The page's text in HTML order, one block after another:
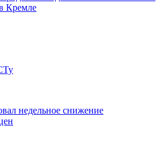
Кремле
недельное снижение